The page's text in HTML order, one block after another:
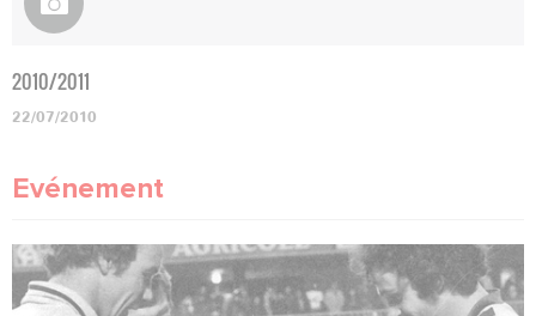
2010/2011
22/07/2010
Evénement